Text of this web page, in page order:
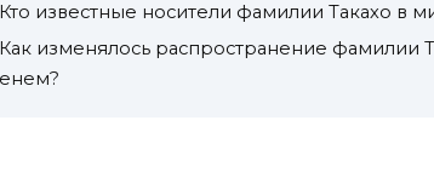
Кто известные носители фамилии Такахо в
Как изменялось распространение фамилии